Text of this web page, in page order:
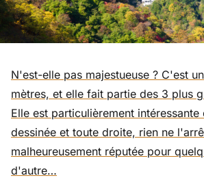
N'est-elle pas majestueuse ? C'est
mètres, et elle fait partie des 3 plus
Elle est particulièrement
dessinée et toute droite, rien ne
malheureusement réputée pour
d'autre…